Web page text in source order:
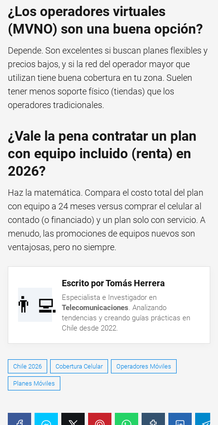
¿Los operadores virtuales
(MVNO) son una buena opción?
Depende. Son excelentes si buscan planes flexibles y
precios bajos, y si la red del operador mayor que
utilizan tiene buena cobertura en tu zona. Suelen
tener menos soporte físico (tiendas) que los
operadores tradicionales.
¿Vale la pena contratar un plan
con equipo incluido (renta) en
2026?
Haz la matemática. Compara el costo total del plan
con equipo a 24 meses versus comprar el celular al
contado (o financiado) y un plan solo con servicio. A
menudo, las promociones de equipos nuevos son
ventajosas, pero no siempre.
👨‍💻
Escrito por Tomás Herrera
Especialista e Investigador en
Telecomunicaciones. Analizando
tendencias y creando guías prácticas en
Chile desde 2022.
Chile 2026 Cobertura Celular Operadores Móviles
Planes Móviles